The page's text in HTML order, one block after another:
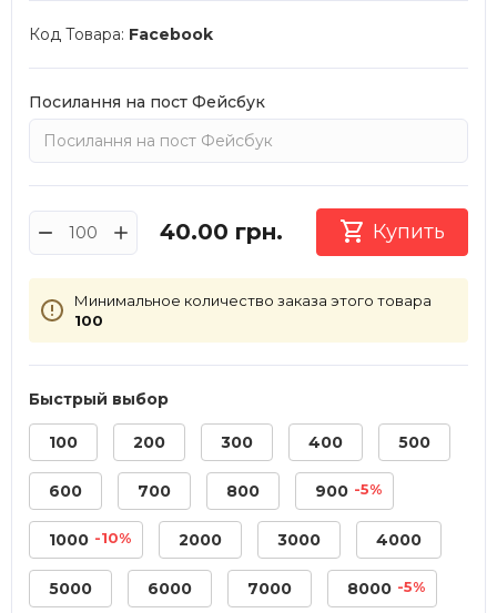
Код Товара: Facebook
Посилання на пост Фейсбук
40.00 грн.  Купить
Минимальное количество заказа этого товара
100
Быстрый выбор
100 200 300 400 500
600 700 800 900 -5%
1000 -10% 2000 3000 4000
5000 6000 7000 8000 -5%